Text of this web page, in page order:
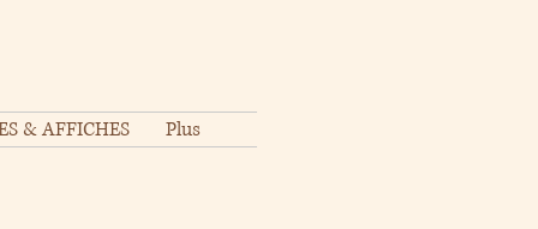
& AFFICHES Plus